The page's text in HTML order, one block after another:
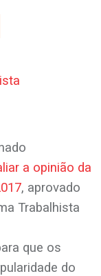
a opinião da
, aprovado
Trabalhista
que os
do